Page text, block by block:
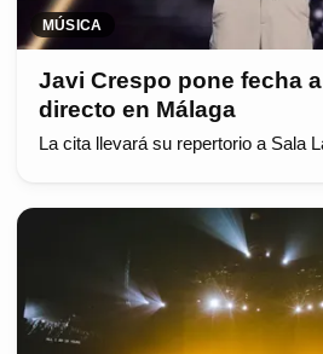
MÚSICA
Javi Crespo pone fecha
directo en Málaga
La cita llevará su repertorio a Sala